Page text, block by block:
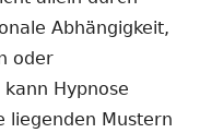
Abhängigkeit,
oder
Hypnose
liegenden Mustern